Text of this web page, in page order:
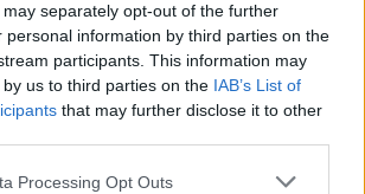
separately opt-out of the further
personal information by third parties on the
participants. This information may
us to third parties on the IAB’s List of
that may further disclose it to other
Processing Opt Outs
gość
bostonka